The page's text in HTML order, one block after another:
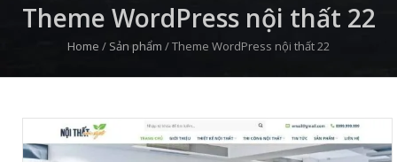
Theme WordPress nội thất 22
Home / Sản phẩm /Theme WordPress nội thất 22